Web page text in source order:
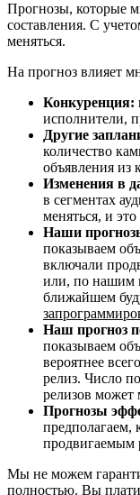
Прогнозы, которые
составления. С
меняться.
На прогноз влияет
Конкуренция:
исполнители,
Другие
количество
объявления из
Изменения в
в сегментах
меняться, и
Наши
показываем
включали
или, по нашим
ближайшем
Наш прогноз
показываем
вероятнее
релиз. Число
релизов может
Прогнозы
предполагаем,
продвигаемым
Мы не можем
полностью. Вы